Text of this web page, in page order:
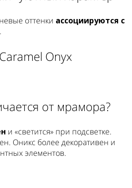
оттенки ассоциируются с
.
Onyx
от мрамора?
и «светится» при подсветке.
Оникс более декоративен и
элементов.